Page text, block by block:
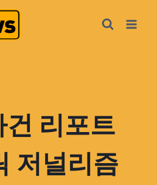
리포트
저널리즘